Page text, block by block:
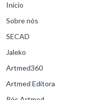
Início
Sobre nós
SECAD
Jaleko
Artmed360
Artmed Editora